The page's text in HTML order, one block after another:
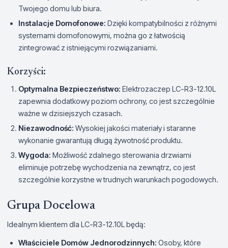
Twojego domu lub biura.
Instalacje Domofonowe: Dzięki kompatybilności z różnymi
systemami domofonowymi, można go z łatwością
zintegrować z istniejącymi rozwiązaniami.
Korzyści:
Optymalna Bezpieczeństwo: Elektrozaczep LC-R3-12.10L
zapewnia dodatkowy poziom ochrony, co jest szczególnie
ważne w dzisiejszych czasach.
Niezawodność: Wysokiej jakości materiały i staranne
wykonanie gwarantują długą żywotność produktu.
Wygoda: Możliwość zdalnego sterowania drzwiami
eliminuje potrzebę wychodzenia na zewnątrz, co jest
szczególnie korzystne w trudnych warunkach pogodowych.
Grupa Docelowa
Idealnym klientem dla LC-R3-12.10L będą:
Właściciele Domów Jednorodzinnych: Osoby, które